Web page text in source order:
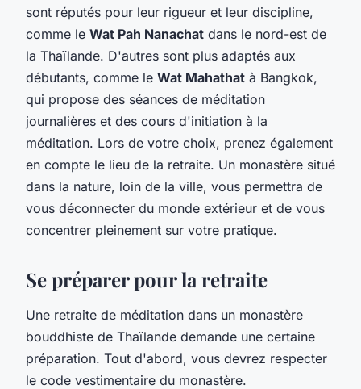
sont réputés pour leur rigueur et leur discipline,
comme le Wat Pah Nanachat dans le nord-est de
la Thaïlande. D'autres sont plus adaptés aux
débutants, comme le Wat Mahathat à Bangkok,
qui propose des séances de méditation
journalières et des cours d'initiation à la
méditation. Lors de votre choix, prenez également
en compte le lieu de la retraite. Un monastère situé
dans la nature, loin de la ville, vous permettra de
vous déconnecter du monde extérieur et de vous
concentrer pleinement sur votre pratique.
Se préparer pour la retraite
Une retraite de méditation dans un monastère
bouddhiste de Thaïlande demande une certaine
préparation. Tout d'abord, vous devrez respecter
le code vestimentaire du monastère.